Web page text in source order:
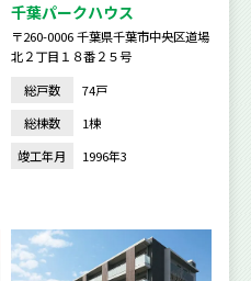
千葉パークハウス
〒260-0006 千葉県千葉市中央区道場
北２丁目１８番２５号
総戸数
74戸
総棟数
1棟
竣工年月
1996年3